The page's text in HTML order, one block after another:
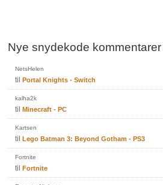
Nye snydekode kommentarer
NetsHelen
tilPortal Knights - Switch
kalha2k
tilMinecraft - PC
Kartsen
tilLego Batman 3: Beyond Gotham - PS3
Fortnite
tilFortnite